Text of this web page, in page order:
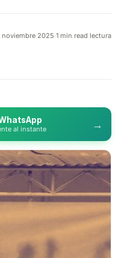
noviembre 2025·1 min read lectura
al instante →